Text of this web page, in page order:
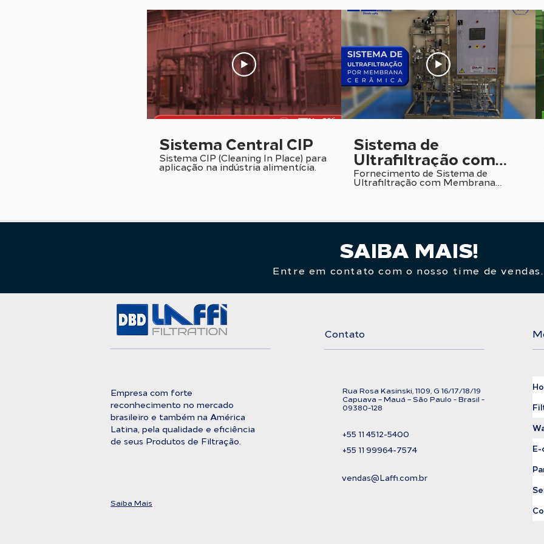
Sistema Central CIP
Sistema CIP (Cleaning In Place) para
aplicação na indústria alimentícia.
Sistema de
Ultrafiltração com
Membrana Cerâmica
Fornecimento de Sistema de
Ultrafiltração com Membrana
Cerâmica para a Indústria
SAIBA MAIS!
Entre em contato com o nosso time de vendas.
Empresa com forte
reconhecimento no mercado
brasileiro e também na América
Latina, pela qualidade e eficiência
de seus Produtos de Filtração.
Saiba Mais
Contato
Rua Rosa Kasinski, 1109, G 16/17/18/19
Capuava – Mauá – São Paulo - Brasil -
09380-128
+55 11 4512-5400
+55 11 99964-7574
vendas@Laffi.com.br